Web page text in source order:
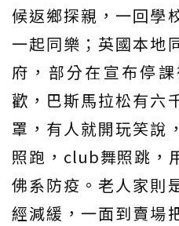
候返鄉探親，一回學
一起同樂；英國本地
府，部分在宣布停
歡，巴斯馬拉松有六
罩，有人就開玩笑說
照跑，club舞照跳，
佛系防疫。老人家則
經減緩，一面到賣場